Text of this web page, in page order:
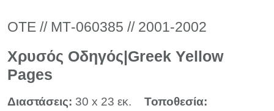
ΟΤΕ // ΜΤ-060385 // 2001-2002
Χρυσός Οδηγός|Greek Yellow
Pages
Διαστάσεις: 30 x 23 εκ.
Τοποθεσία: